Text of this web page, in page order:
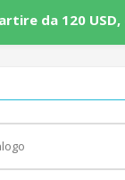
da 120 USD,